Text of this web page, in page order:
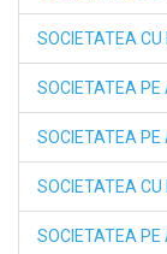
SOCIETATEA
SOCIETATEA PE
SOCIETATEA PE
SOCIETATEA
SOCIETATEA PE